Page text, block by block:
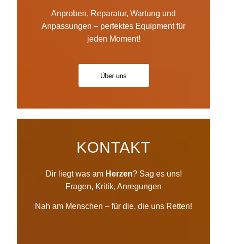
Anproben, Reparatur, Wartung und
Anpassungen – perfektes Equipment für
jeden Moment!
Über uns
KONTAKT
Dir liegt was am Herzen? Sag es uns!
Fragen, Kritik, Anregungen
Nah am Menschen – für die, die uns Retten!